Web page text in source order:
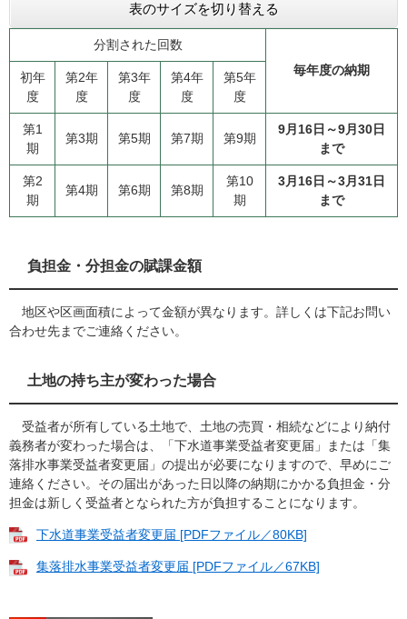
表のサイズを切り替える
分割された回数
毎年度の納期
初年
度
第2年
度
第3年
度
第4年
度
第5年
度
第1
期
第3期 第5期 第7期 第9期
9月16日～9月30日
まで
第2
期
第4期 第6期 第8期
第10
期
3月16日～3月31日
まで
負担金・分担金の賦課金額
地区や区画面積によって金額が異なります。詳しくは下記お問い
合わせ先までご連絡ください。
土地の持ち主が変わった場合
受益者が所有している土地で、土地の売買・相続などにより納付
義務者が変わった場合は、「下水道事業受益者変更届」または「集
落排水事業受益者変更届」の提出が必要になりますので、早めにご
連絡ください。その届出があった日以降の納期にかかる負担金・分
担金は新しく受益者となられた方が負担することになります。
下水道事業受益者変更届 [PDFファイル／80KB]
集落排水事業受益者変更届 [PDFファイル／67KB]